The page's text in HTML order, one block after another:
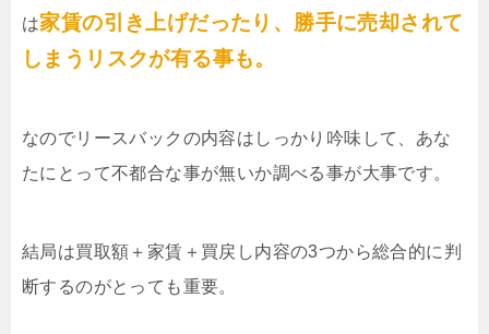
は家賃の引き上げだったり、勝手に売却されて
しまうリスクが有る事も。
なのでリースバックの内容はしっかり吟味して、あな
たにとって不都合な事が無いか調べる事が大事です。
結局は買取額＋家賃＋買戻し内容の3つから総合的に判
断するのがとっても重要。